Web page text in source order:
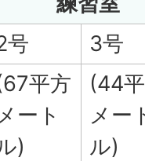
号 3号
平方
ート
)
(44
メー
ル)